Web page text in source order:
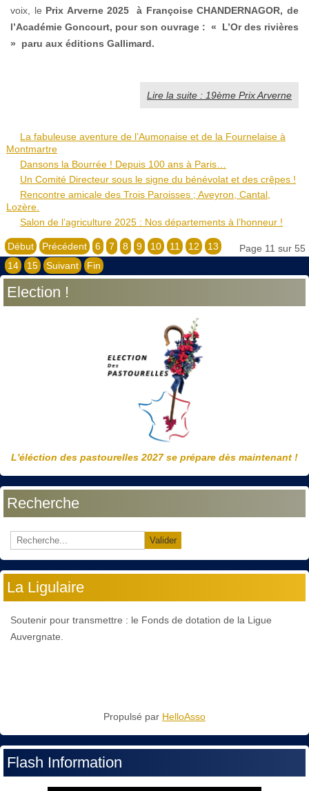
voix, le Prix Arverne 2025 à Françoise CHANDERNAGOR, de
l’Académie Goncourt, pour son ouvrage : « L’Or des rivières
» paru aux éditions Gallimard.
Lire la suite : 19ème Prix Arverne
La fabuleuse aventure de l’Aumonaise et de la Fournelaise à
Montmartre
Dansons la Bourrée ! Depuis 100 ans à Paris…
Un Comité Directeur sous le signe du bénévolat et des crêpes !
Rencontre amicale des Trois Paroisses ; Aveyron, Cantal,
Lozère.
Salon de l’agriculture 2025 : Nos départements à l’honneur !
Page 11 sur 55
Début Précédent 6 7 8 9 10 11 12
13
14
15 Suivant Fin
Election !
L'éléction des pastourelles 2027 se prépare dès maintenant !
Recherche
Valider
La Ligulaire
Soutenir pour transmettre : le Fonds de dotation de la Ligue
Auvergnate.
Propulsé par HelloAsso
Flash Information